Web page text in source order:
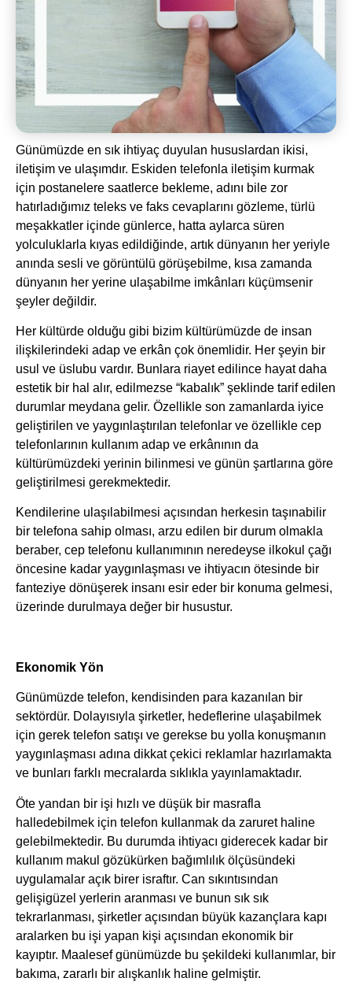
Günümüzde en sık ihtiyaç duyulan hususlardan ikisi,
iletişim ve ulaşımdır. Eskiden telefonla iletişim kurmak
için postanelere saatlerce bekleme, adını bile zor
hatırladığımız teleks ve faks cevaplarını gözleme, türlü
meşakkatler içinde günlerce, hatta aylarca süren
yolculuklarla kıyas edildiğinde, artık dünyanın her yeriyle
anında sesli ve görüntülü görüşebilme, kısa zamanda
dünyanın her yerine ulaşabilme imkânları küçümsenir
şeyler değildir.
Her kültürde olduğu gibi bizim kültürümüzde de insan
ilişkilerindeki adap ve erkân çok önemlidir. Her şeyin bir
usul ve üslubu vardır. Bunlara riayet edilince hayat daha
estetik bir hal alır, edilmezse “kabalık” şeklinde tarif edilen
durumlar meydana gelir. Özellikle son zamanlarda iyice
geliştirilen ve yaygınlaştırılan telefonlar ve özellikle cep
telefonlarının kullanım adap ve erkânının da
kültürümüzdeki yerinin bilinmesi ve günün şartlarına göre
geliştirilmesi gerekmektedir.
Kendilerine ulaşılabilmesi açısından herkesin taşınabilir
bir telefona sahip olması, arzu edilen bir durum olmakla
beraber, cep telefonu kullanımının neredeyse ilkokul çağı
öncesine kadar yaygınlaşması ve ihtiyacın ötesinde bir
fanteziye dönüşerek insanı esir eder bir konuma gelmesi,
üzerinde durulmaya değer bir husustur.
Ekonomik Yön
Günümüzde telefon, kendisinden para kazanılan bir
sektördür. Dolayısıyla şirketler, hedeflerine ulaşabilmek
için gerek telefon satışı ve gerekse bu yolla konuşmanın
yaygınlaşması adına dikkat çekici reklamlar hazırlamakta
ve bunları farklı mecralarda sıklıkla yayınlamaktadır.
Öte yandan bir işi hızlı ve düşük bir masrafla
halledebilmek için telefon kullanmak da zaruret haline
gelebilmektedir. Bu durumda ihtiyacı giderecek kadar bir
kullanım makul gözükürken bağımlılık ölçüsündeki
uygulamalar açık birer israftır. Can sıkıntısından
gelişigüzel yerlerin aranması ve bunun sık sık
tekrarlanması, şirketler açısından büyük kazançlara kapı
aralarken bu işi yapan kişi açısından ekonomik bir
kayıptır. Maalesef günümüzde bu şekildeki kullanımlar, bir
bakıma, zararlı bir alışkanlık haline gelmiştir.